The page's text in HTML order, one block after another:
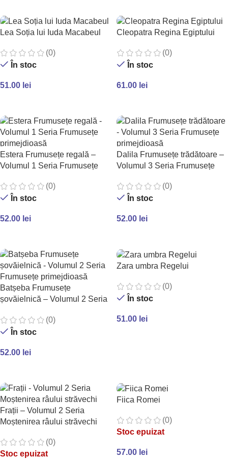
Lea Soția lui Iuda Macabeul
(0)
În stoc
51.00 lei
Cleopatra Regina Egiptului
(0)
În stoc
61.00 lei
Estera Frumusețe regală –
Volumul 1 Seria Frumusețe
(0)
În stoc
52.00 lei
Dalila Frumusețe trădătoare –
Volumul 3 Seria Frumusețe
(0)
În stoc
52.00 lei
Batșeba Frumusețe
șovăielnică – Volumul 2 Seria
(0)
În stoc
52.00 lei
Zara umbra Regelui
(0)
În stoc
51.00 lei
Frații – Volumul 2 Seria
Moștenirea râului străvechi
(0)
Stoc epuizat
Fiica Romei
(0)
Stoc epuizat
57.00 lei